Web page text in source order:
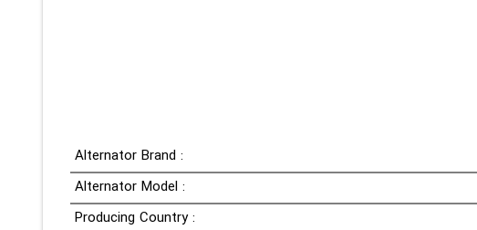
Alternator Brand :
Alternator Model :
Producing Country :